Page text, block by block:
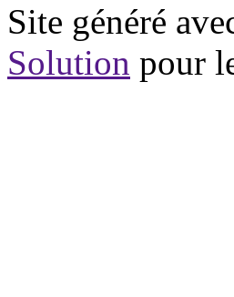
Site généré
Solution pour